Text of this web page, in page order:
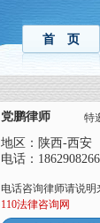
首 页
特
党鹏律师
地区：陕西-西安
电话：
电话咨询律师请说明
110法律咨询网